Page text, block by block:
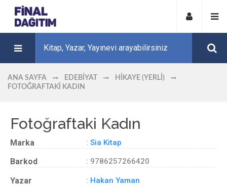
ANA SAYFA EDEBIYAT
HIKAYE (YERLI)
FOTOĞRAFTAKI KADIN
Fotoğraftaki Kadın
Marka : Sia Kitap
Barkod : 9786257266420
Yazar : Hakan Yaman